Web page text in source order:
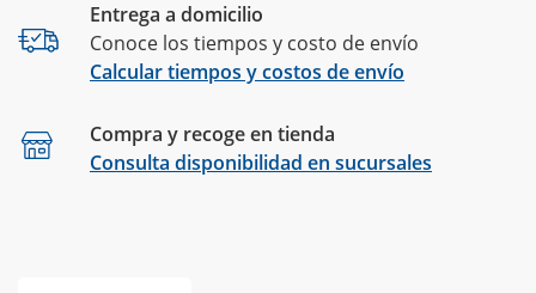
Entrega a domicilio
Conoce los tiempos y costo de envío
Calcular tiempos y costos de envío
Compra y recoge en tienda
Consulta disponibilidad en sucursales